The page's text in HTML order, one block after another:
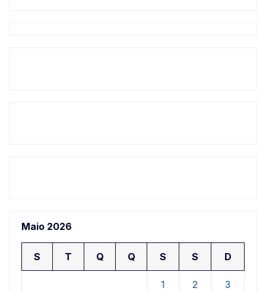
Maio 2026
S T Q Q S S D
1 2 3